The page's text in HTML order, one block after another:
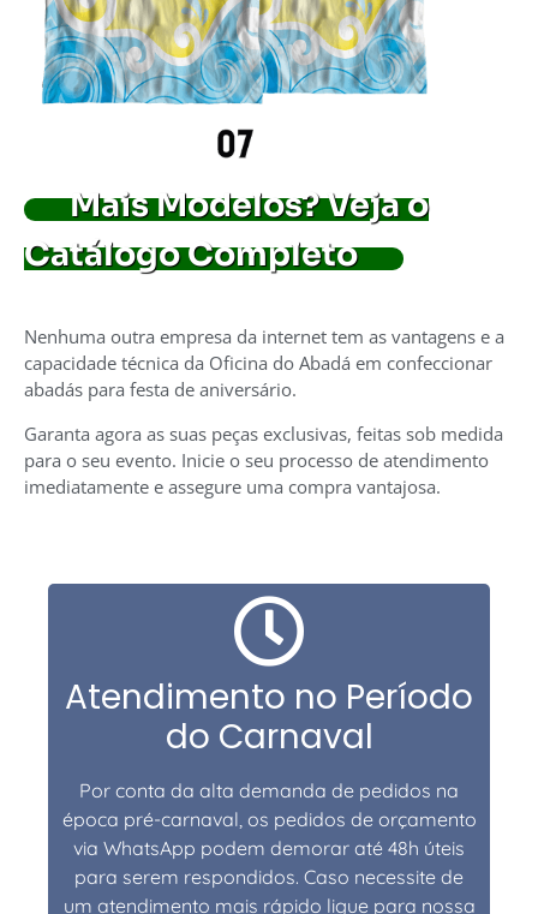
Mais Modelos? Veja o
Catálogo Completo
Nenhuma outra empresa da internet tem as vantagens e a
capacidade técnica da Oficina do Abadá em confeccionar
abadás para festa de aniversário.
Garanta agora as suas peças exclusivas, feitas sob medida
para o seu evento. Inicie o seu processo de atendimento
imediatamente e assegure uma compra vantajosa.
Atendimento no Período
do Carnaval
Por conta da alta demanda de pedidos na
época pré-carnaval, os pedidos de orçamento
via WhatsApp podem demorar até 48h úteis
para serem respondidos. Caso necessite de
um atendimento mais rápido ligue para nossa